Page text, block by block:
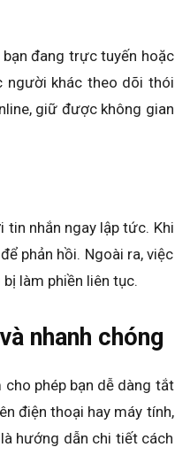
đang trực tuyến hoặc
người khác theo dõi thói
giữ được không gian
nhắn ngay lập tức. Khi
phản hồi. Ngoài ra, việc
làm phiền liên tục.
nhanh chóng
phép bạn dễ dàng tắt
điện thoại hay máy tính,
hướng dẫn chi tiết cách